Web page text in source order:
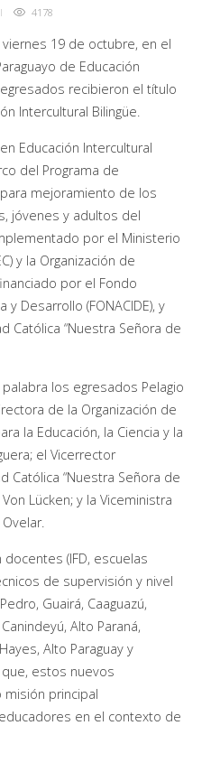
4178
19 de octubre, en el
de Educación
egresados recibieron el título
Intercultural Bilingüe.
Educación Intercultural
del Programa de
mejoramiento de los
jóvenes y adultos del
por el Ministerio
y la Organización de
por el Fondo
Desarrollo (FONACIDE), y
Católica “Nuestra Señora de
los egresados Pelagio
de la Organización de
la Educación, la Ciencia y la
el Vicerrector
Católica “Nuestra Señora de
Lücken; y la Viceministra
(IFD, escuelas
de supervisión y nivel
Guairá, Caaguazú,
Alto Paraná,
Alto Paraguay y
estos nuevos
principal
en el contexto de